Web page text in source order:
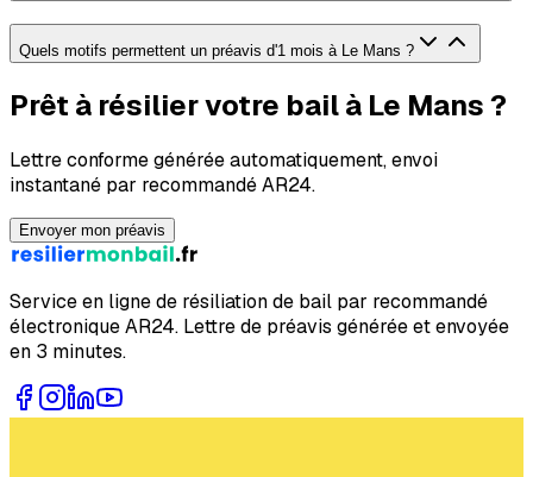
Quels motifs permettent un préavis d'1 mois à Le Mans ?
Prêt à résilier votre bail à Le Mans ?
Lettre conforme générée automatiquement, envoi
instantané par recommandé AR24.
Envoyer mon préavis
Service en ligne de résiliation de bail par recommandé
électronique AR24. Lettre de préavis générée et envoyée
en 3 minutes.